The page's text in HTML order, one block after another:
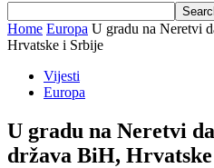
Home Europa U gradu na Neretvi
Hrvatske i Srbije
Vijesti
Europa
U gradu na Neretvi
država BiH,